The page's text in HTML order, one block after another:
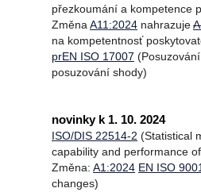
přezkoumání a kompetence
Změna A11:2024 nahrazuje
na kompetentnosť
prEN ISO 17007
posuzování shody)
novinky k 1. 10. 2024
ISO/DIS 22514-2 (Statistical
capability and performance
Změna: A1:2024 EN ISO
changes)